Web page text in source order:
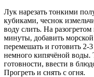
Лук нарезать тонкими
кубиками, чеснок
воду слить. На
минуты, добавить
перемешать и готовить
немного кипячёной воды.
готовности, ввести в
Прогреть и снять с огня.